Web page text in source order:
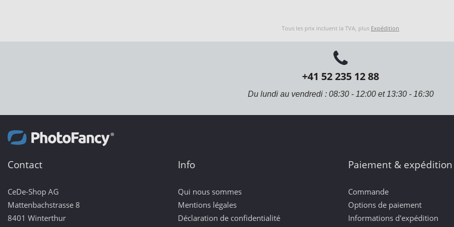
Tous les prix incluent la TVA, plus Expédition
+41 52 235 12 88
Du lundi au vendredi : 08:30 - 12:00 et 13:30 - 16:30
Contact
CeDe-Shop AG
Mattenbachstrasse 8
8401 Winterthur
Info
Qui nous sommes
Mentions légales
Déclaration de confidentialité
Paiement & expédition
Commande
Options de paiement
Informations d'expédition